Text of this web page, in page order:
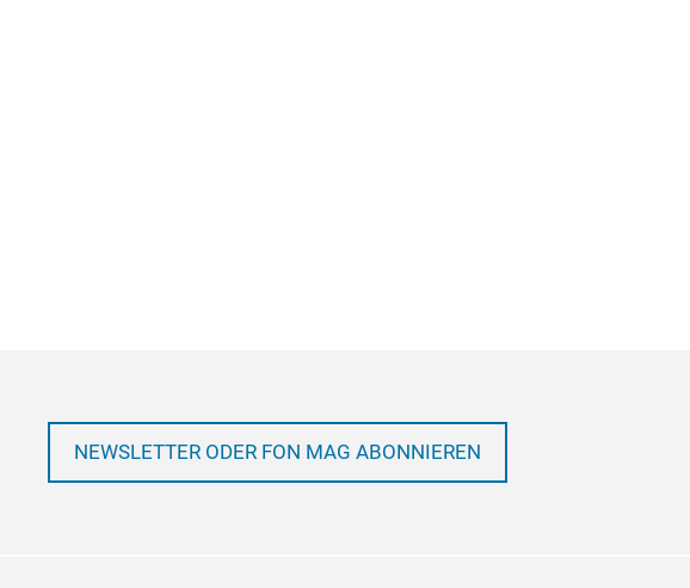
NEWSLETTER ODER FON MAG ABONNIEREN